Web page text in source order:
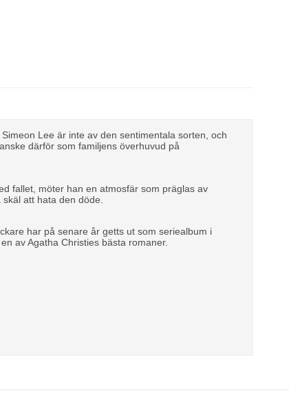
Lee är inte av den sentimentala sorten, och
därför som familjens överhuvud på
fallet, möter han en atmosfär som präglas av
att hata den döde.
har på senare år getts ut som seriealbum i
av Agatha Christies bästa romaner.